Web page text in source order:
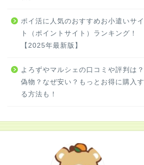
ポイ活に人気のおすすめお小遣いサイ
ト（ポイントサイト）ランキング！
【2025年最新版】
よろずやマルシェの口コミや評判は？
偽物？なぜ安い？もっとお得に購入す
る方法も！